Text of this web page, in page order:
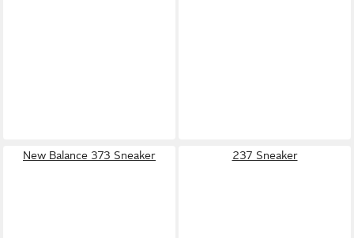
New Balance 373 Sneaker 237 Sneaker